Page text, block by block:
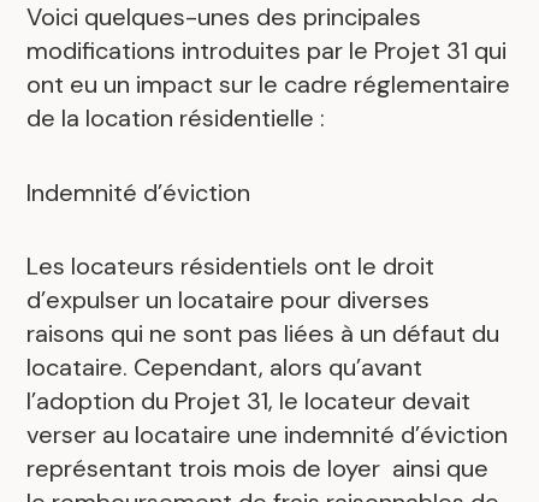
Voici quelques-unes des principales
modifications introduites par le Projet 31 qui
ont eu un impact sur le cadre réglementaire
de la location résidentielle :
Indemnité d’éviction
Les locateurs résidentiels ont le droit
d’expulser un locataire pour diverses
raisons qui ne sont pas liées à un défaut du
locataire. Cependant, alors qu’avant
l’adoption du Projet 31, le locateur devait
verser au locataire une indemnité d’éviction
représentant trois mois de loyer ainsi que